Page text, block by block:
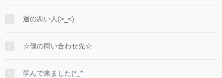
運の悪い人(>_<)
☆僕の問い合わせ先☆
学んで来ました(*_*